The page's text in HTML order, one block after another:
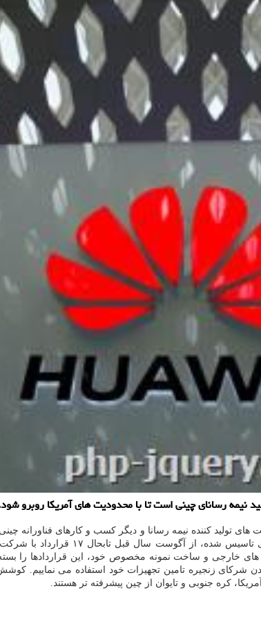
رسانای چینی است تا با محدودیت های آمریكا روبرو
کننده نیمه رسانا و دیگر کسب و کارهای فناورانه
دولت آمریکا تقویت کند. شرکت «هابو
و ساخت نمونه مخصوص خود، این قراردادها را بسته
زنجیره تامین تجهیزات خود استفاده می نماییم.
کره جنوبی و تایوان از چین پیشرفته تر هستند.